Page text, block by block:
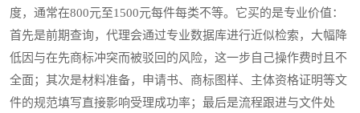
度，通常在800元至1500元每件每类不等。它买的是专业价值：
首先是前期查询，代理会通过专业数据库进行近似检索，大幅降
低因与在先商标冲突而被驳回的风险，这一步自己操作费时且不
全面；其次是材料准备，申请书、商标图样、主体资格证明等文
件的规范填写直接影响受理成功率；最后是流程跟进与文件处